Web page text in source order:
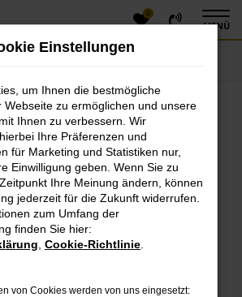
0
MENÜ
Error
Fehler aufgetreten.
Tipps, die dir helfen können:
Firewall und deine
Webseiten, zum Beispiel deine
Einstellungen
um Ihnen die bestmögliche
Webseite zu ermöglichen und unsere
Ihnen zu verbessern. Wir
Ihre Präferenzen und
für Marketing und Statistiken nur,
Einwilligung geben. Wenn Sie zu
Ihre Meinung ändern, können
jederzeit für die Zukunft widerrufen.
zum Umfang der
finden Sie hier:
Cookie-Richtlinie
von Cookies werden von uns eingesetzt: